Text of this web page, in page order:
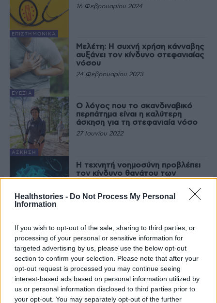
Healthstories - Do Not Process My Personal
Information
If you wish to opt-out of the sale, sharing to third parties, or
processing of your personal or sensitive information for
targeted advertising by us, please use the below opt-out
section to confirm your selection. Please note that after your
opt-out request is processed you may continue seeing
interest-based ads based on personal information utilized by
us or personal information disclosed to third parties prior to
your opt-out. You may separately opt-out of the further
EΠΙΣΤΗΜΟΝΙΚΆ
16 Φεβρουαρίου 2024
ΕΥΕΞΊΑ
Μελέτη: Η συχνή χρήση κάνναβης
αυξάνει τον κίνδυνο στεφανιαίας
νόσου
24 Φεβρουαρίου 2023
ΆΣΚΗΣΗ
Ο λόγος που το σκανδιναβικό
περπάτημα είναι η καλύτερη
άσκηση για τη στεφανιαία νόσο
27 Ιουνίου 2022
H τεχνητή νοημοσύνη προβλέπει
τον κίνδυνο θανάτου των
13 Δεκεμβρίου 2021
ΑΡΘΡΟΓΡΑΦΊΑ
Μακράς διάρκειας μηχανική
υποβοήθηση της κυκλοφορίας σε
ασθενείς με καρδιακή ανεπάρκεια
11 Μαΐου 2021
Έλεγχος ισχαιμίας και
βιωσιμότητας του μυοκαρδίου με
μαγνητική καρδιάς (Stress